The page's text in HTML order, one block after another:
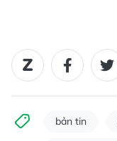
bản tin